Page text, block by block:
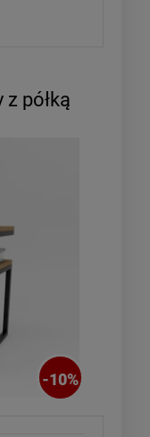
półką
-10%